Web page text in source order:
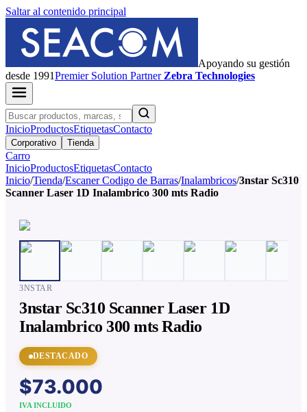
Saltar al contenido principal
Apoyando su gestión
desde 1991PremierSolution Partner Zebra Technologies
InicioProductosEtiquetasContacto
Corporativo Tienda
Carro
InicioProductosEtiquetasContacto
Inicio/Tienda/Escaner Codigo de Barras/Inalambricos/3nstar Sc310
Scanner Laser 1D Inalambrico 300 mts Radio
3NSTAR
3nstar Sc310 Scanner Laser 1D
Inalambrico 300 mts Radio
DESTACADO
$73.000
IVA INCLUIDO